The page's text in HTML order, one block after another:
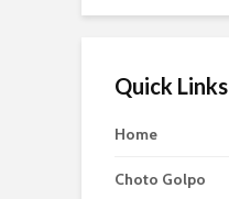
Quick Links
Home
Choto Golpo